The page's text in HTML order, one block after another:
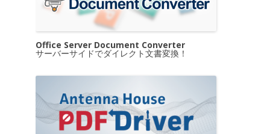
Office Server Document Converter
サーバーサイドでダイレクト文書変換！